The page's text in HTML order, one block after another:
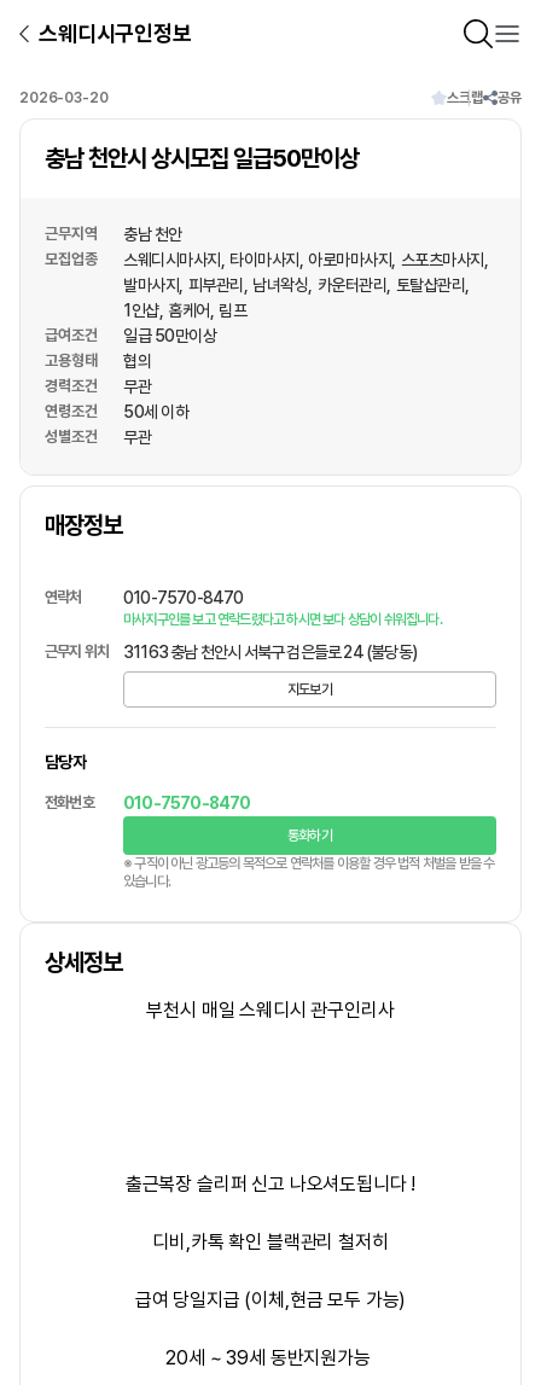
스웨디시구인정보
2026-03-20 스크랩 공유
충남 천안시 상시모집 일급50만이상
근무지역 충남 천안
모집업종 스웨디시마사지 타이마사지 아로마마사지
스포츠마사지
발마사지
피부관리 남녀왁싱 카운터관리
토탈샵관리
1인샵 홈케어 림프
급여조건 일급 50만이상
고용형태 협의
경력조건 무관
연령조건 50세 이하
성별조건 무관
매장정보
상호명
연락처 010-7570-8470
마사지구인를 보고 연락드렸다고 하시면 보다 상담이 쉬워집니다.
근무지 위치 31163 충남 천안시 서북구 검은들로 24 (불당동)
지도보기
담당자
전화번호 010-7570-8470
통화하기
※ 구직이 아닌 광고등의 목적으로 연락처를 이용할 경우 법적 처벌을 받을 수
있습니다.
상세정보
부천시 매일 스웨디시 관구인리사
출근복장 슬리퍼 신고 나오셔도됩니다 !
디비,카톡 확인 블랙관리 철저히
급여 당일지급 (이체,현금 모두 가능)
20세 ~ 39세 동반지원가능